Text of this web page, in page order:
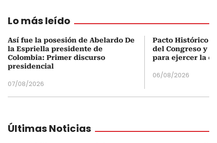
Lo más leído
Así fue la posesión de Abelardo De
la Espriella presidente de
Colombia: Primer discurso
presidencial
07/08/2026
Pacto Histórico
del Congreso y
para ejercer la
06/08/2026
Últimas Noticias